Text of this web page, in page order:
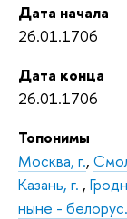
Дата начала
26.01.1706
Дата конца
26.01.1706
Топонимы
Москва, г.,
Казань, г. ,
ныне -